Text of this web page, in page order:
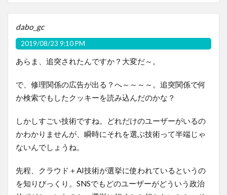
dabo_gc
2019/08/23 9:10 PM
あらま、追突されたんですか？大変だ～。
で、修理関係の広告が出る？へ～～～～。追突関係で何
か検索でもしたクッキーを読み込んだのかな？
しかしすごい技術ですね。どれだけのユーザーがいるの
かわかりませんが、瞬時にそれを選ぶ技術って半端じゃ
ないんでしょうね。
先程、クラウド＋AI技術が選挙に使われているというの
を知りびっくり。SNSでもどのユーザーがどういう政治